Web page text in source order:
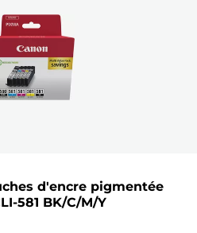
d'encre pigmentée
581 BK/C/M/Y